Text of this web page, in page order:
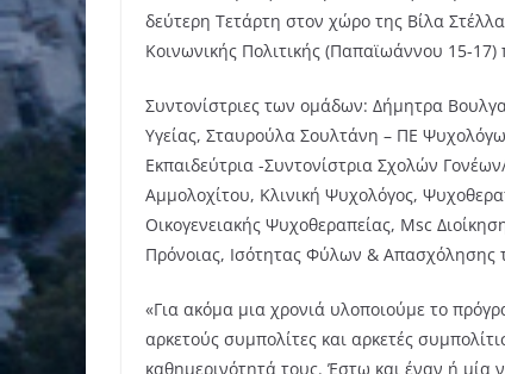
δεύτερη Τετάρτη στον χώρο της Βίλα
Κοινωνικής Πολιτικής (Παπαϊωάννου 15-17)
Συντονίστριες των ομάδων: Δήμητρα
Υγείας, Σταυρούλα Σουλτάνη – ΠΕ
Εκπαιδεύτρια -Συντονίστρια Σχολών
Αμμολοχίτου, Κλινική Ψυχολόγος,
Οικογενειακής Ψυχοθεραπείας, Msc
Πρόνοιας, Ισότητας Φύλων & Απασχόλησης
«Για ακόμα μια χρονιά υλοποιούμε το
αρκετούς συμπολίτες και αρκετές
καθημερινότητά τους. Έστω και έναν ή μία